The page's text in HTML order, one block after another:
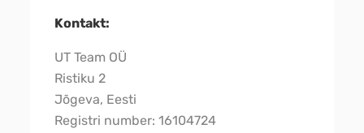
Kontakt:
UT Team OÜ
Ristiku 2
Jõgeva, Eesti
Registri number: 16104724